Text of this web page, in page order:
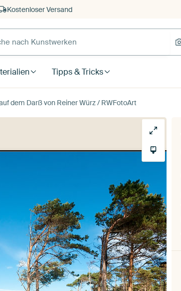
Kostenloser Versand
Tipps & Tricks
dem Darß von Reiner Würz / RWFotoArt